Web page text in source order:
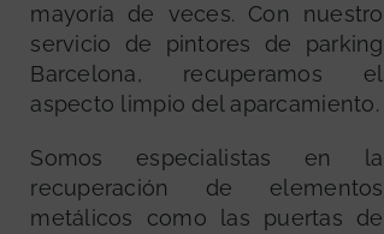
mayoría de veces. Con nuestro
servicio de pintores de parking
Barcelona, recuperamos el
aspecto limpio del aparcamiento.
Somos especialistas en la
recuperación de elementos
metálicos como las puertas de